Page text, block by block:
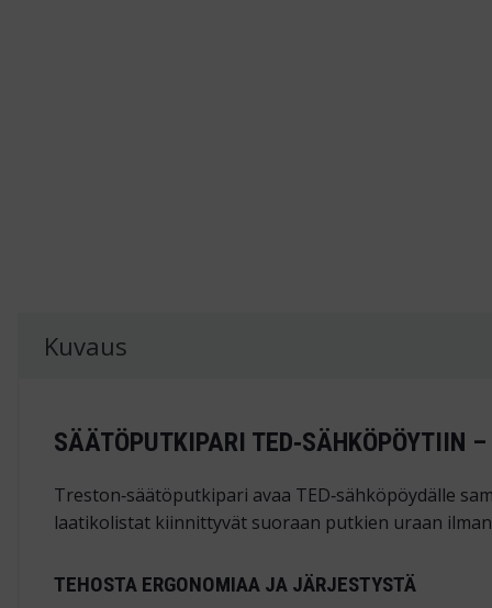
Kuvaus
SÄÄTÖPUTKIPARI TED‑SÄHKÖPÖYTIIN
Treston‑säätöputkipari avaa TED‑sähköpöydälle
laatikolistat kiinnittyvät suoraan putkien uraan
TEHOSTA ERGONOMIAA JA JÄRJESTYSTÄ